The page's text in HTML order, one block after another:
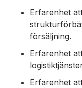
Erfarenhet
försäljning.
Erfarenhet
Erfarenhet